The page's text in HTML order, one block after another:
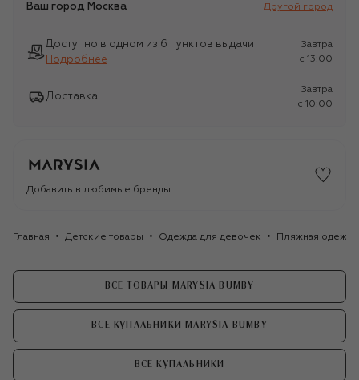
Ваш город Москва Другой город
Доступно в одном из 6 пунктов выдачи
Подробнее
Завтра
c 13:00
Доставка
Завтра
c 10:00
Добавить в любимые бренды
Главная Детские товары Одежда для девочек Пляжная
ВСЕ ТОВАРЫ MARYSIA BUMBY
ВСЕ КУПАЛЬНИКИ MARYSIA BUMBY
ВСЕ КУПАЛЬНИКИ